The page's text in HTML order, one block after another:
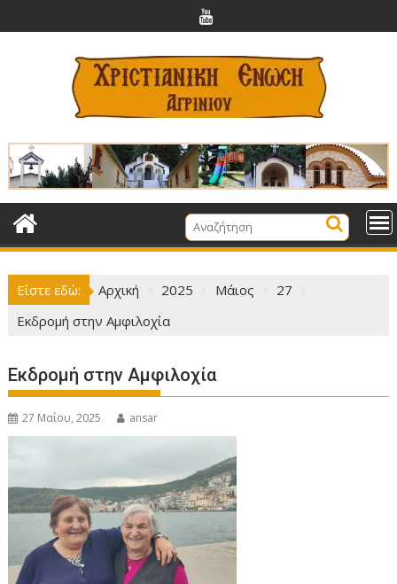
στο
περιεχόμενο
Είστε εδώ: Αρχική 2025 Μάιος
27
Εκδρομή στην Αμφιλοχία
Εκδρομή στην Αμφιλοχία
27 Μαΐου, 2025 ansar